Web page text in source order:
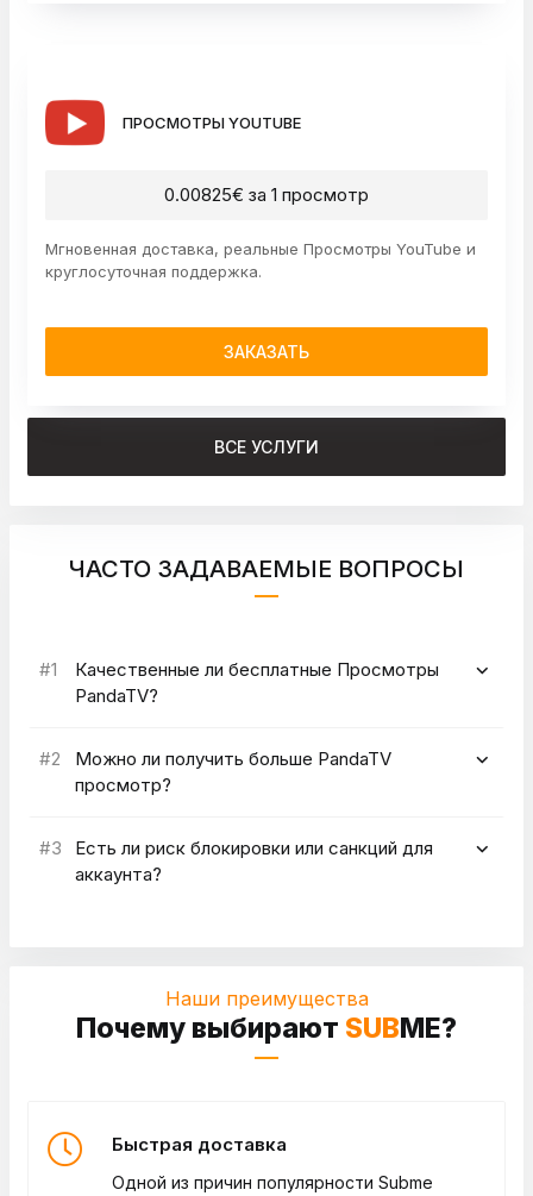
ПРОСМОТРЫ YOUTUBE
0.00825€ за 1 просмотр
Мгновенная доставка, реальные Просмотры YouTube и
круглосуточная поддержка.
ЗАКАЗАТЬ
ВСЕ УСЛУГИ
ЧАСТО ЗАДАВАЕМЫЕ ВОПРОСЫ
Качественные ли бесплатные Просмотры
PandaTV?
Можно ли получить больше PandaTV
просмотр?
Есть ли риск блокировки или санкций для
аккаунта?
Наши преимущества
Почему выбирают SUBME?
Быстрая доставка
Одной из причин популярности Subme